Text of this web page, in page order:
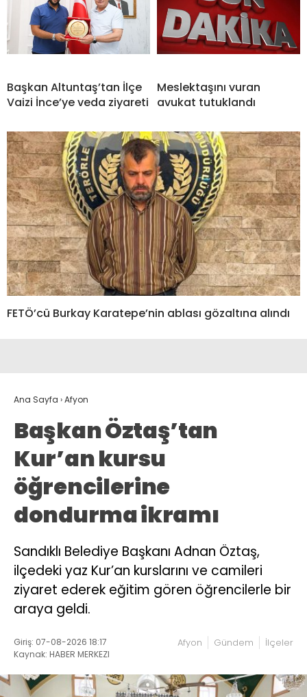
Başkan Altuntaş’tan İlçe
Vaizi İnce’ye veda ziyareti
Meslektaşını vuran
avukat tutuklandı
FETÖ’cü Burkay Karatepe’nin ablası gözaltına alındı
Ana Sayfa ›Afyon
Başkan Öztaş’tan
Kur’an kursu
öğrencilerine
dondurma ikramı
Sandıklı Belediye Başkanı Adnan Öztaş,
ilçedeki yaz Kur’an kurslarını ve camileri
ziyaret ederek eğitim gören öğrencilerle bir
araya geldi.
Giriş: 07-08-2026 18:17
Kaynak: HABER MERKEZI
Afyon Gündem İlçeler